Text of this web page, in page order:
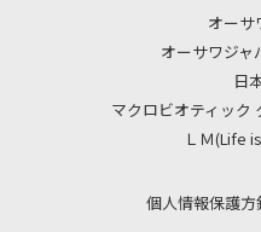
オーサ
オーサワジャ
日
マクロビオティック
ＬＭ(Life
個人情報保護方